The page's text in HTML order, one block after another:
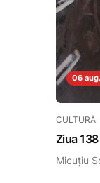
06
CULTURĂ
Ziua
Micuțiu